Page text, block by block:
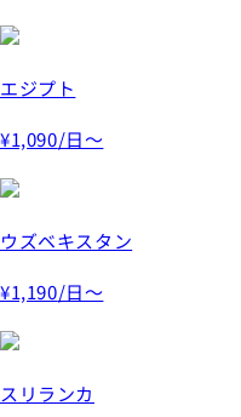
エジプト
¥1,090/日～
ウズベキスタン
¥1,190/日～
スリランカ